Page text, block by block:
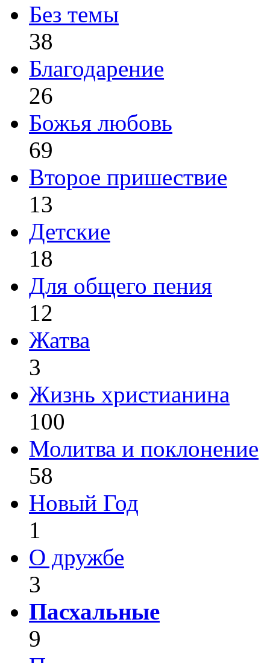
Без темы
38
Благодарение
26
Божья любовь
69
Второе пришествие
13
Детские
18
Для общего пения
12
Жатва
3
Жизнь христианина
100
Молитва и поклонение
58
Новый Год
1
О дружбе
3
Пасхальные
9